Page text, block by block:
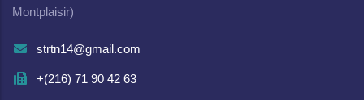
Montplaisir)
strtn14@gmail.com
+(216) 71 90 42 63